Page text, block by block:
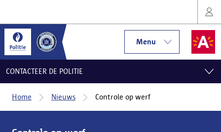
Menu
CONTACTEER DE POLITIE
Home Nieuws Controle op werf